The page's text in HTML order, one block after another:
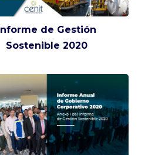
Informe de Gestión
Sostenible 2020